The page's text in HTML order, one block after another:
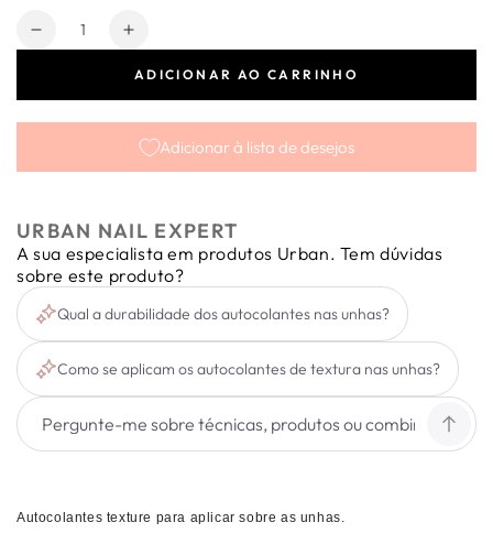
Quantidade
Diminuir
19
Aumentar
quantidade
Slider
19
ADICIONAR AO CARRINHO
Adicionar à lista de desejos
URBAN NAIL EXPERT
A sua especialista em produtos Urban. Tem dúvidas
sobre este produto?
Qual a durabilidade dos autocolantes nas unhas?
Como se aplicam os autocolantes de textura nas unhas?
Autocolantes texture para aplicar sobre as unhas.